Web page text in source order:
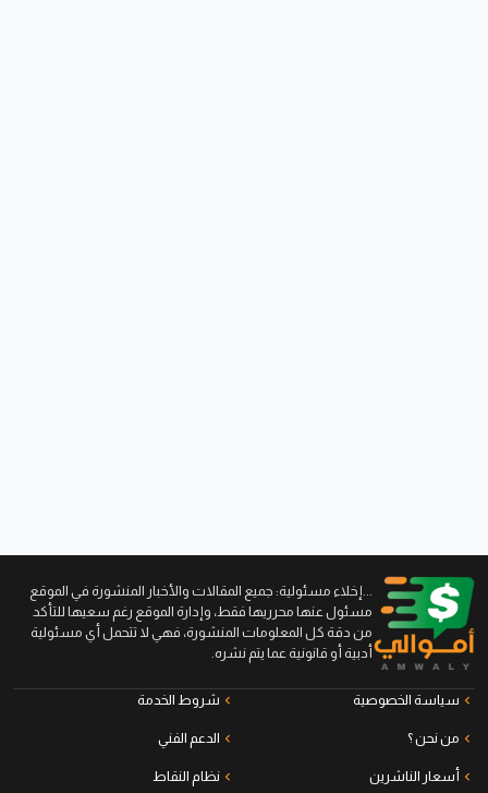
...إخلاء مسئولية: جميع المقالات والأخبار المنشورة في الموقع
مسئول عنها محرريها فقط، وإدارة الموقع رغم سعيها للتأكد
من دقة كل المعلومات المنشورة، فهي لا تتحمل أي مسئولية
أدبية أو قانونية عما يتم نشره.
سياسة الخصوصية شروط الخدمة
من نحن ؟ الدعم الفني
أسعار الناشرين نظام النقاط